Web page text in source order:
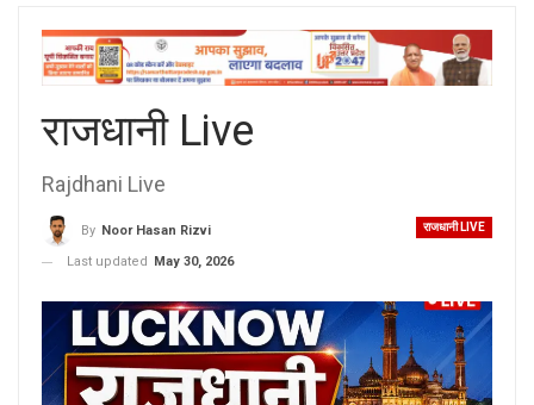
राजधानी Live
Rajdhani Live
राजधानी LIVE
By Noor Hasan Rizvi
Last updated
May 30, 2026